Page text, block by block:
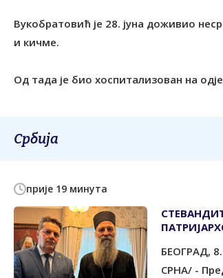
Вукобратовић је 28. јуна доживио
и кичме.
Од тада је био хоспитализован на
Србија
прије 19 минута
БЕОГРАД,
СРНА/ -